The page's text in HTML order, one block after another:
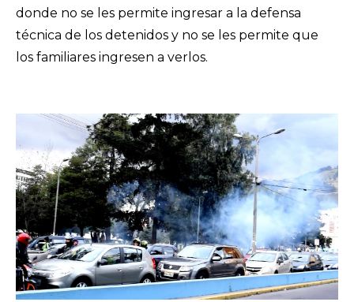
donde no se les permite ingresar a la defensa
técnica de los detenidos y no se les permite que
los familiares ingresen a verlos.